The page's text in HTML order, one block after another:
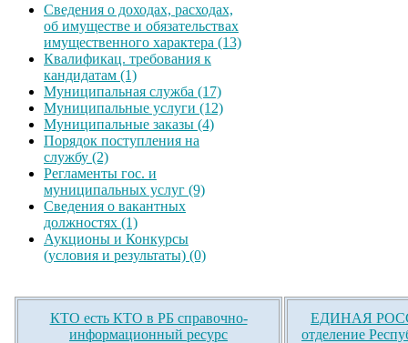
Сведения о доходах, расходах,
об имуществе и обязательствах
имущественного характера (13)
Квалификац. требования к
кандидатам (1)
Муниципальная служба (17)
Муниципальные услуги (12)
Муниципальные заказы (4)
Порядок поступления на
службу (2)
Регламенты гос. и
муниципальных услуг (9)
Сведения о вакантных
должностях (1)
Аукционы и Конкурсы
(условия и результаты) (0)
КТО есть КТО в РБ справочно-
информационный ресурс
ЕДИНАЯ
отделение